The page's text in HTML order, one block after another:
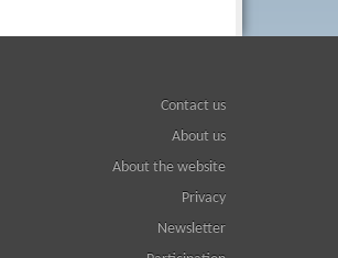
Contact us
About us
About the website
Privacy
Newsletter